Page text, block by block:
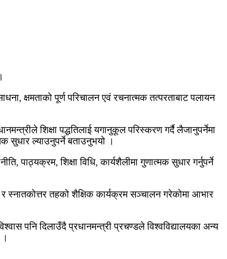
क्षमताको पूर्ण परिचालन एवं रचनात्मक तत्परताबाट पलायन
शिक्षा पद्धतिलाई यगानुकूल परिस्करण गर्दै लैजानुपर्नेमा
सुधार ल्याउनुपर्ने बताउनुभयो ।
पाठ्यक्रम, शिक्षा विधि, कार्यशैलीमा गुणात्मक सुधार गर्नुपर्ने
र स्नातकोत्तर तहको शैक्षिक कार्यक्रम सञ्चालन गरेकोमा आभार
पनि दिलाउँदै प्रधानमन्त्री प्रचण्डले विश्वविद्यालयका अन्य